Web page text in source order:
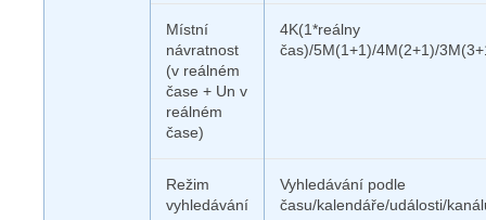
Místní
návratnost
(v reálném
čase + Un v
reálném
čase)
4K(1*reálny
čas)/5M(1+1)/4M(2+1)/
Režim
vyhledávání
Vyhledávání podle
času/kalendáře/události/